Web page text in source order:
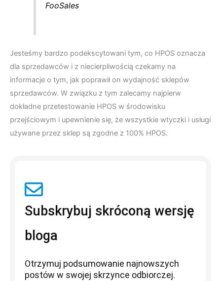
FooSales
Jesteśmy bardzo podekscytowani tym, co HPOS oznacza
dla sprzedawców i z niecierpliwością czekamy na
informacje o tym, jak poprawił on wydajność sklepów
sprzedawców. W związku z tym zalecamy najpierw
dokładne przetestowanie HPOS w środowisku
przejściowym i upewnienie się, że wszystkie wtyczki i usługi
używane przez sklep są zgodne z 100% HPOS.
Subskrybuj skróconą wersję
bloga
Otrzymuj podsumowanie najnowszych
postów w swojej skrzynce odbiorczej.